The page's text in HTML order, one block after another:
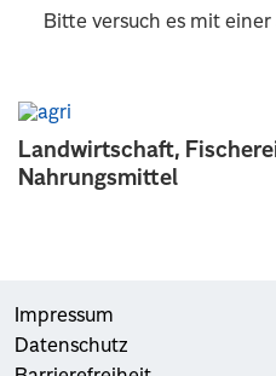
Landwirtschaft,
Nahrungsmittel
Bitte versuch es mit
Impressum
Datenschutz